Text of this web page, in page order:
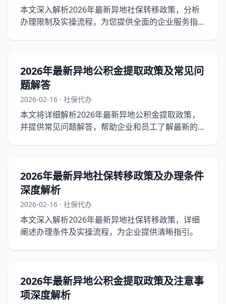
本文深入解析2026年最新异地社保转移政策，分析
办理限制及实操流程，为您提供全面的企业服务指
2026年最新异地公积金提取政策及常见问
题解答
2026-02-16 · 社保代办
本文将详细解析2026年最新异地公积金提取政策，
并提供常见问题解答，帮助企业和员工了解最新的公
2026年最新异地社保转移政策及办理条件
深度解析
2026-02-16 · 社保代办
本文深入解析2026年最新异地社保转移政策，详细
阐述办理条件及实操流程，为企业提供清晰指引。
2026年最新异地公积金提取政策及注意事
项深度解析